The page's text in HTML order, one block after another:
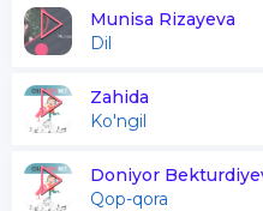
Munisa Rizayeva
Dil
Zahida
Ko'ngil
Doniyor
Qop-qora